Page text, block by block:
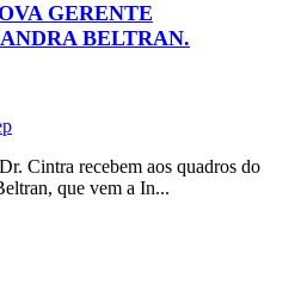
GERENTE
BELTRAN.
Cintra recebem aos quadros do
que vem a In...